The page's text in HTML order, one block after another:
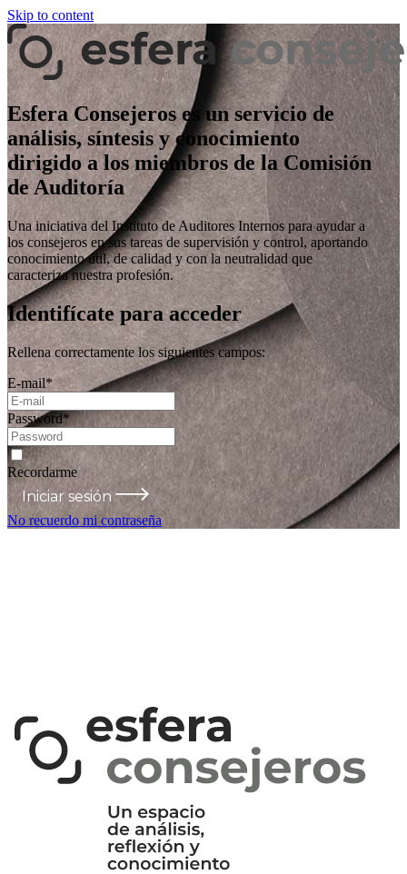
Skip to content
Esfera Consejeros es un servicio de
análisis, síntesis y conocimiento
dirigido a los miembros de la Comisión
de Auditoría
Una iniciativa del Instituto de Auditores Internos para ayudar a
los consejeros en sus tareas de supervisión y control, aportando
conocimiento útil, de calidad y con la neutralidad que
caracteriza nuestra profesión.
Identifícate para acceder
Rellena correctamente los siguientes campos:
E-mail*
Password*
Recordarme
Iniciar sesión
No recuerdo mi contraseña